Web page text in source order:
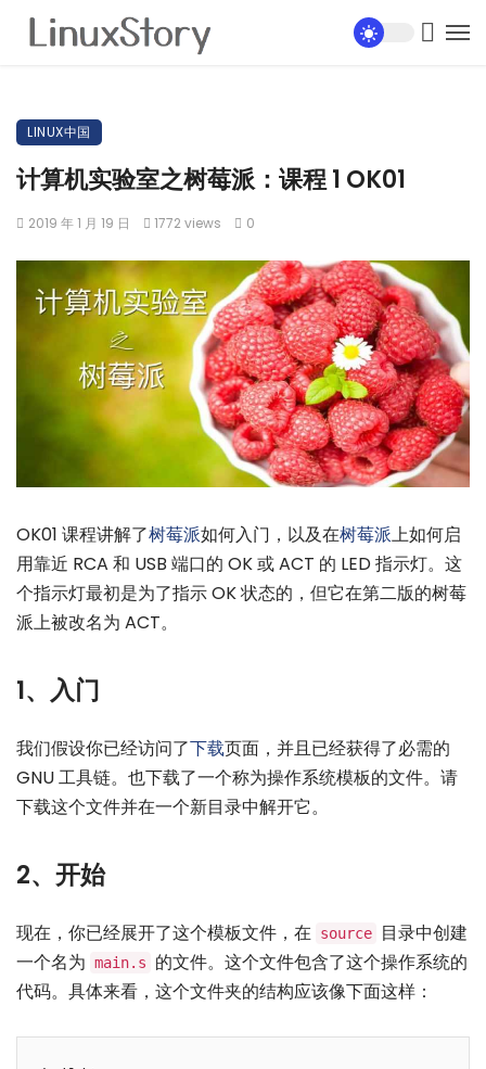
LINUX中国
计算机实验室之树莓派：课程 1 OK01
2019 年 1 月 19 日 1772 views 0
OK01 课程讲解了树莓派如何入门，以及在树莓派上如何启
用靠近 RCA 和 USB 端口的 OK 或 ACT 的 LED 指示灯。这
个指示灯最初是为了指示 OK 状态的，但它在第二版的树莓
派上被改名为 ACT。
1、入门
我们假设你已经访问了下载页面，并且已经获得了必需的
GNU 工具链。也下载了一个称为操作系统模板的文件。请
下载这个文件并在一个新目录中解开它。
2、开始
现在，你已经展开了这个模板文件，在 source
目录中创建
一个名为 main.s
的文件。这个文件包含了这个操作系统的
代码。具体来看，这个文件夹的结构应该像下面这样：